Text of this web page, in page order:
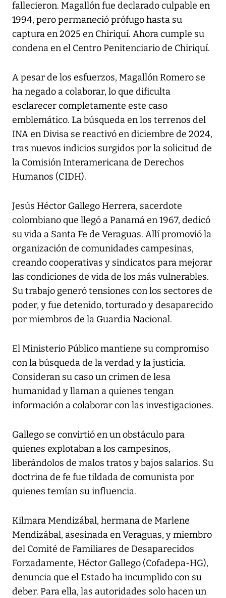
fallecieron. Magallón fue declarado culpable en
1994, pero permaneció prófugo hasta su
captura en 2025 en Chiriquí. Ahora cumple su
condena en el Centro Penitenciario de Chiriquí.
A pesar de los esfuerzos, Magallón Romero se
ha negado a colaborar, lo que dificulta
esclarecer completamente este caso
emblemático. La búsqueda en los terrenos del
INA en Divisa se reactivó en diciembre de 2024,
tras nuevos indicios surgidos por la solicitud de
la Comisión Interamericana de Derechos
Humanos (CIDH).
Jesús Héctor Gallego Herrera, sacerdote
colombiano que llegó a Panamá en 1967, dedicó
su vida a Santa Fe de Veraguas. Allí promovió la
organización de comunidades campesinas,
creando cooperativas y sindicatos para mejorar
las condiciones de vida de los más vulnerables.
Su trabajo generó tensiones con los sectores de
poder, y fue detenido, torturado y desaparecido
por miembros de la Guardia Nacional.
El Ministerio Público mantiene su compromiso
con la búsqueda de la verdad y la justicia.
Consideran su caso un crimen de lesa
humanidad y llaman a quienes tengan
información a colaborar con las investigaciones.
Gallego se convirtió en un obstáculo para
quienes explotaban a los campesinos,
liberándolos de malos tratos y bajos salarios. Su
doctrina de fe fue tildada de comunista por
quienes temían su influencia.
Kilmara Mendizábal, hermana de Marlene
Mendizábal, asesinada en Veraguas, y miembro
del Comité de Familiares de Desaparecidos
Forzadamente, Héctor Gallego (Cofadepa-HG),
denuncia que el Estado ha incumplido con su
deber. Para ella, las autoridades solo hacen un